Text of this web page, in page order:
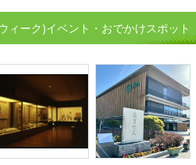
ィーク)イベント・おでかけスポット